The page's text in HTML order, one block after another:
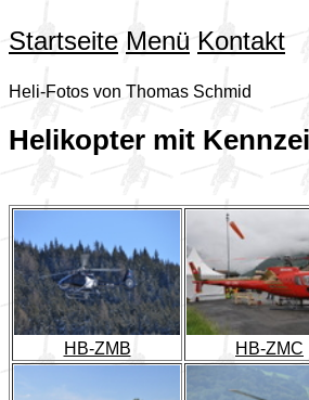
Startseite Menü Kontakt
Heli-Fotos von Thomas Schmid
Helikopter mit
HB-ZMB HB-ZMC